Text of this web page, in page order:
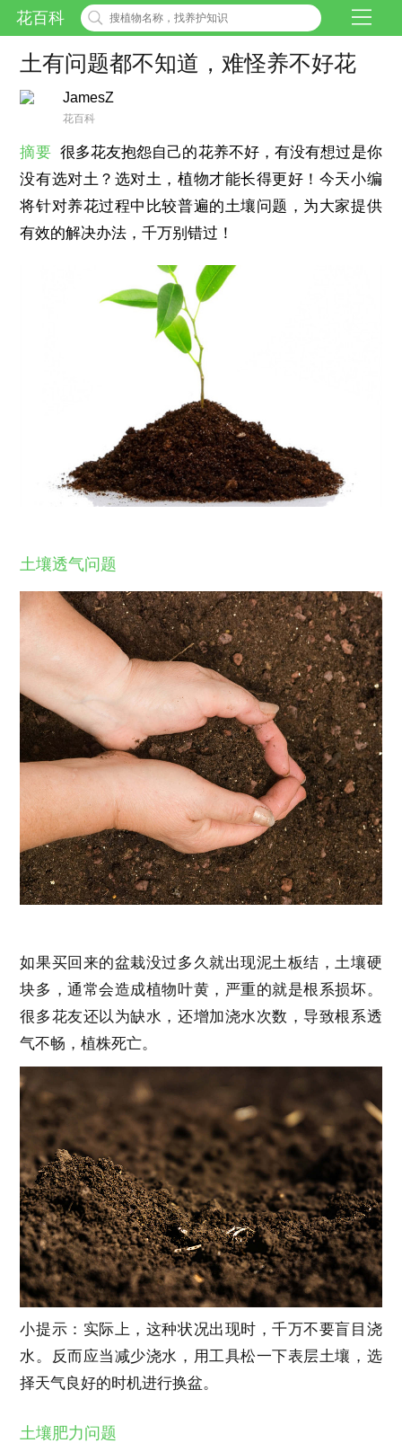
花百科
土有问题都不知道，难怪养不好花
JamesZ
花百科
摘要 很多花友抱怨自己的花养不好，有没有想过是你
没有选对土？选对土，植物才能长得更好！今天小编
将针对养花过程中比较普遍的土壤问题，为大家提供
有效的解决办法，千万别错过！
土壤透气问题
如果买回来的盆栽没过多久就出现泥土板结，土壤硬
块多，通常会造成植物叶黄，严重的就是根系损坏。
很多花友还以为缺水，还增加浇水次数，导致根系透
气不畅，植株死亡。
小提示：实际上，这种状况出现时，千万不要盲目浇
水。反而应当减少浇水，用工具松一下表层土壤，选
择天气良好的时机进行换盆。
土壤肥力问题